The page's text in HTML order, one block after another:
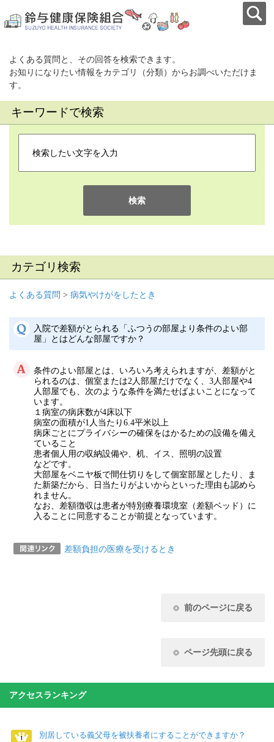
よくある質問と、その回答を検索できます。
お知りになりたい情報をカテゴリ（分類）からお調べいただけま
す。
キーワードで検索
検索
カテゴリ検索
よくある質問 > 病気やけがをしたとき
入院で差額がとられる「ふつうの部屋より条件のよい部
屋」とはどんな部屋ですか？
条件のよい部屋とは、いろいろ考えられますが、差額がと
られるのは、個室または2人部屋だけでなく、3人部屋や4
人部屋でも、次のような条件を満たせばよいことになって
います。
１病室の病床数が4床以下
病室の面積が1人当たり6.4平米以上
病床ごとにプライバシーの確保をはかるための設備を備え
ていること
患者個人用の収納設備や、机、イス、照明の設置
などです。
大部屋をベニヤ板で間仕切りをして個室部屋としたり、ま
た新築だから、日当たりがよいからといった理由も認めら
れません。
なお、差額徴収は患者が特別療養環境室（差額ベッド）に
入ることに同意することが前提となっています。
差額負担の医療を受けるとき
前のページに戻る
ページ先頭に戻る
アクセスランキング
別居している義父母を被扶養者にすることができますか？